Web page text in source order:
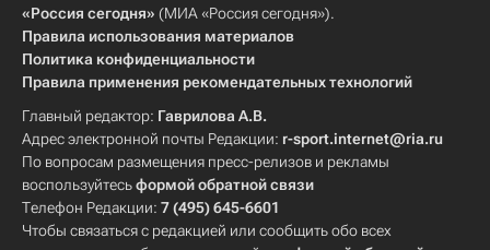
«Россия сегодня» (МИА «Россия сегодня»).
Правила использования материалов
Политика конфиденциальности
Правила применения рекомендательных технологий
Главный редактор: Гаврилова А.В.
Адрес электронной почты Редакции: r-sport.internet@ria.ru
По вопросам размещения пресс-релизов и рекламы
воспользуйтесьформой обратной связи
Телефон Редакции: 7 (495) 645-6601
Чтобы связаться с редакцией или сообщить обо всех